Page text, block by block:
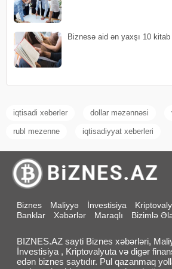
Biznesə aid ən yaxşı 10 kitab
iqtisadi xeberler dollar məzənnəsi
rubl mezenne iqtisadiyyat xeberleri
Biznes Maliyyə İnvestisiya
Banklar
Xəbərlər Maraqlı Bizimlə
BIZNES.AZ sayti Biznes xəbərləri,
İnvestisiya , Kriptovalyuta və digər
edən biznes saytıdır. Pul qazanmaq